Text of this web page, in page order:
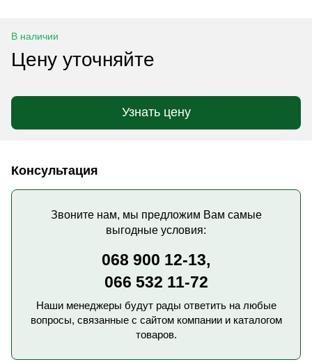
В наличии
Цену уточняйте
Узнать цену
Консультация
Звоните нам, мы предложим Вам самые
выгодные условия:
068 900 12-13,
066 532 11-72
Наши менеджеры будут рады ответить на любые
вопросы, связанные с сайтом компании и каталогом
товаров.